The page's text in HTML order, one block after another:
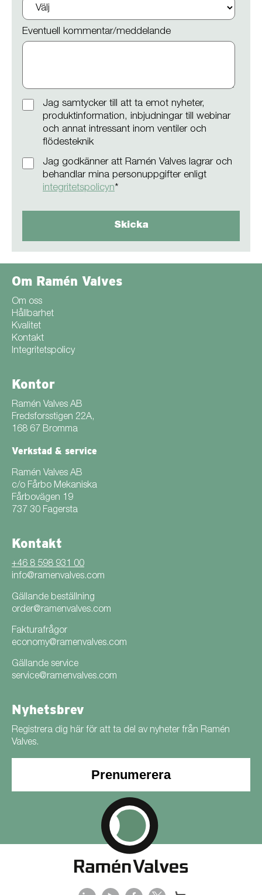
Eventuell kommentar/meddelande
Jag samtycker till att ta emot nyheter,
produktinformation, inbjudningar till webinar
och annat intressant inom ventiler och
flödesteknik
Jag godkänner att Ramén Valves lagrar och
behandlar mina personuppgifter enligt
integritetspolicyn*
Om Ramén Valves
Om oss
Hållbarhet
Kvalitet
Kontakt
Integritetspolicy
Kontor
Ramén Valves AB
Fredsforsstigen 22A,
168 67 Bromma
Verkstad & service
Ramén Valves AB
c/o Fårbo Mekaniska
Fårbovägen 19
737 30 Fagersta
Kontakt
+46 8 598 931 00
info@ramenvalves.com
Gällande beställning
order@ramenvalves.com
Fakturafrågor
economy@ramenvalves.com
Gällande service
service@ramenvalves.com
Nyhetsbrev
Registrera dig här för att ta del av nyheter från Ramén
Valves.
Prenumerera